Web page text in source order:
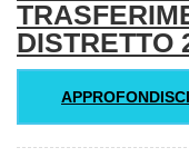
DISTRETTO
APPROFONDISCI